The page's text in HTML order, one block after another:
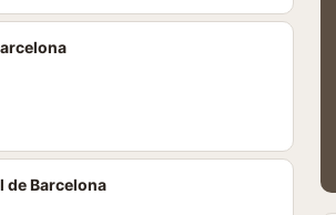
de Barcelona